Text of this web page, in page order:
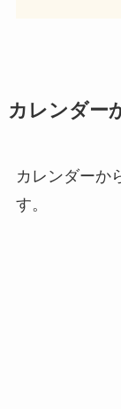
カレンダー
カレンダーか
す。